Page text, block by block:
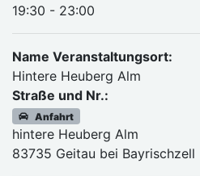
19:30 - 23:00
Name Veranstaltungsort:
Hintere Heuberg Alm
Straße und Nr.:
Anfahrt
hintere Heuberg Alm
83735 Geitau bei Bayrischzell